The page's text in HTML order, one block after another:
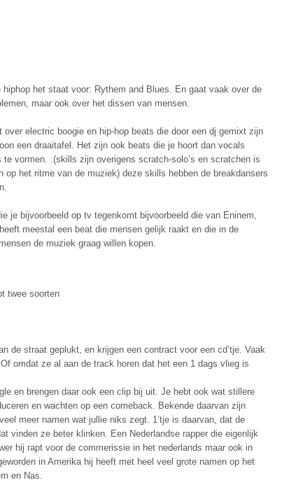
het staat voor: Rythem and Blues. En gaat vaak over de
maar ook over het dissen van mensen.
electric boogie en hip-hop beats die door een dj gemixt zijn
een draaitafel. Het zijn ook beats die je hoort dan vocals
vormen. .(skills zijn overigens scratch-solo’s en scratchen is
op het ritme van de muziek) deze skills hebben de breakdansers
je bijvoorbeeld op tv tegenkomt bijvoorbeeld die van Eninem,
meestal een beat die mensen gelijk raakt en die in de
de muziek graag willen kopen.
twee soorten
de straat geplukt, en krijgen een contract voor een cd’tje. Vaak
omdat ze al aan de track horen dat het een 1 dags vlieg is
en brengen daar ook een clip bij uit. Je hebt ook wat stillere
en wachten op een comeback. Bekende daarvan zijn
meer namen wat jullie niks zegt. 1’tje is daarvan, dat de
vinden ze beter klinken. Een Nederlandse rapper die eigenlijk
hij rapt voor de commerissie in het nederlands maar ook in
in Amerika hij heeft met heel veel grote namen op het
en Nas.